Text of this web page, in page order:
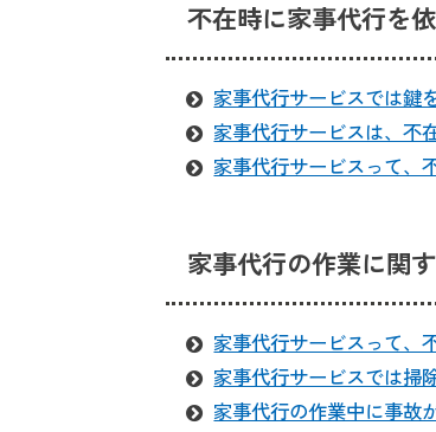
不在時に家事代行を
家事代行サービスでは鍵
家事代行サービスは、不
家事代行サービスって、
家事代行の作業に関
家事代行サービスって、
家事代行サービスでは掃
家事代行の作業中に事故